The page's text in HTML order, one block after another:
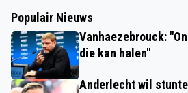
Populair Nieuws
Vanhaezebrouck:
die kan halen"
Anderlecht wil